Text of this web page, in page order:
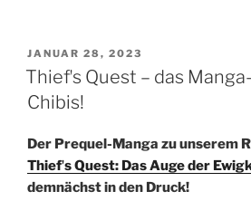
VERÖFFENTLICHT
AM
JANUAR 28, 2023
Thiefʼs Quest – das
Chibis!
Der Prequel-Manga zu unserem
Thiefʼs Quest: Das Auge der
demnächst in den Druck!